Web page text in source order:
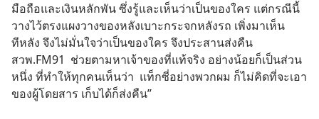
มือถือและเงินหลักพัน ซึ่งรู้และเห็นว่าเป็นของใคร แต่กรณีนี้
วางไว้ตรงแผงวางของหลังเบาะกระจกหลังรถ เพิ่งมาเห็น
ทีหลัง จึงไม่มั่นใจว่าเป็นของใคร จึงประสานส่งคืน
สวพ.FM91  ช่วยตามหาเจ้าของที่แท้จริง อย่างน้อยก็เป็นส่วน
หนึ่ง ที่ทำให้ทุกคนเห็นว่า  แท็กซี่อย่างพวกผม ก็ไม่คิดที่จะเอา
ของผู้โดยสาร เก็บได้ก็ส่งคืน”